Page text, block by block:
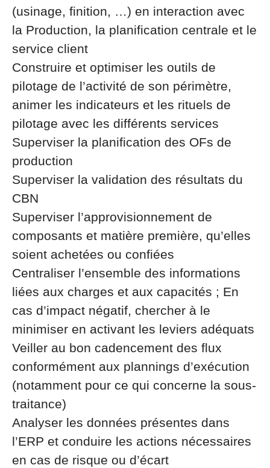
(usinage, finition, …) en interaction avec
la Production, la planification centrale et le
service client
Construire et optimiser les outils de
pilotage de l’activité de son périmètre,
animer les indicateurs et les rituels de
pilotage avec les différents services
Superviser la planification des OFs de
production
Superviser la validation des résultats du
CBN
Superviser l’approvisionnement de
composants et matière première, qu’elles
soient achetées ou confiées
Centraliser l’ensemble des informations
liées aux charges et aux capacités ; En
cas d’impact négatif, chercher à le
minimiser en activant les leviers adéquats
Veiller au bon cadencement des flux
conformément aux plannings d’exécution
(notamment pour ce qui concerne la sous-
traitance)
Analyser les données présentes dans
l’ERP et conduire les actions nécessaires
en cas de risque ou d’écart